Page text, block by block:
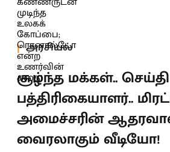
அரசியல்
சூழ்ந்த மக்கள்..
பத்திரிகையாளர்..
அமைச்சரின்
வைரலாகும் வீடியோ!